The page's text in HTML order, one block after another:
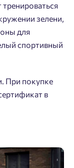
зелени,
для
спортивный
При покупке
в